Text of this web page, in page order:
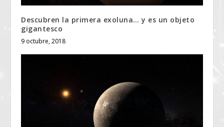
Descubren la primera exoluna… y es un objeto
gigantesco
9 octubre, 2018